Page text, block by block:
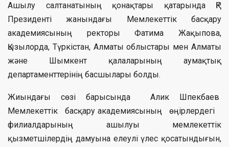
Ашылу салтанатының қонақтары қатарында ҚР
Президенті жанындағы Мемлекеттік басқару
академиясының ректоры Фатима Жақыпова,
Қызылорда, Түркістан, Алматы облыстары мен Алматы
және Шымкент қалаларының аумақтық
департаменттерінің басшылары болды.
Жиындағы сөзі барысында Алик Шпекбаев
Мемлекеттік басқару академиясының өңірлердегі
филиалдарының ашылуы мемлекеттік
қызметшілердің дамуына елеулі үлес қосатындығын,